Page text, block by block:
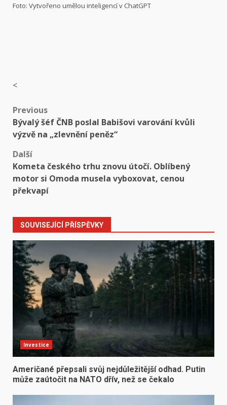
Foto: Vytvořeno umělou inteligencí v ChatGPT
<
Post
navigation
Previous
Bývalý šéf ČNB poslal Babišovi varování kvůli
výzvě na „zlevnění peněz“
Další
Kometa českého trhu znovu útočí. Oblíbený
motor si Omoda musela vyboxovat, cenou
překvapí
SOUVISEJÍCÍ PŘÍSPĚVKY
Investice
Američané přepsali svůj nejdůležitější odhad. Putin
může zaútočit na NATO dřív, než se čekalo